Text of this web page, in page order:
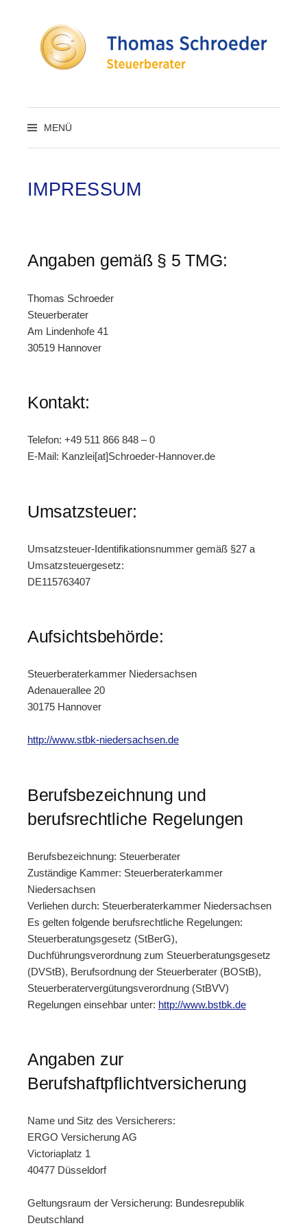
überspringen
MENÜ
IMPRESSUM
Angaben gemäß § 5 TMG:
Thomas Schroeder
Steuerberater
Am Lindenhofe 41
30519 Hannover
Kontakt:
Telefon: +49 511 866 848 – 0
E-Mail: Kanzlei[at]Schroeder-Hannover.de
Umsatzsteuer:
Umsatzsteuer-Identifikationsnummer gemäß §27 a
Umsatzsteuergesetz:
DE115763407
Aufsichtsbehörde:
Steuerberaterkammer Niedersachsen
Adenauerallee 20
30175 Hannover
http://www.stbk-niedersachsen.de
Berufsbezeichnung und
berufsrechtliche Regelungen
Berufsbezeichnung: Steuerberater
Zuständige Kammer: Steuerberaterkammer
Niedersachsen
Verliehen durch: Steuerberaterkammer Niedersachsen
Es gelten folgende berufsrechtliche Regelungen:
Steuerberatungsgesetz (StBerG),
Duchführungsverordnung zum Steuerberatungsgesetz
(DVStB), Berufsordnung der Steuerberater (BOStB),
Steuerberatervergütungsverordnung (StBVV)
Regelungen einsehbar unter: http://www.bstbk.de
Angaben zur
Berufshaftpflichtversicherung
Name und Sitz des Versicherers:
ERGO Versicherung AG
Victoriaplatz 1
40477 Düsseldorf
Geltungsraum der Versicherung: Bundesrepublik
Deutschland